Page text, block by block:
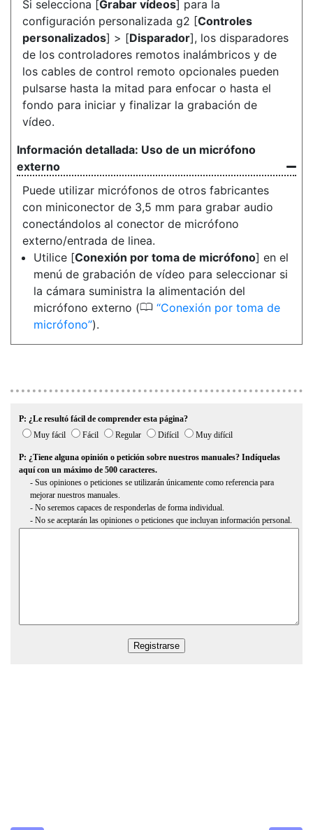
Si selecciona [Grabar vídeos] para la
configuración personalizada g2 [Controles
personalizados] > [Disparador], los disparadores
de los controladores remotos inalámbricos y de
los cables de control remoto opcionales pueden
pulsarse hasta la mitad para enfocar o hasta el
fondo para iniciar y finalizar la grabación de
vídeo.
Uso de un micrófono
externo
Puede utilizar micrófonos de otros fabricantes
con miniconector de 3,5 mm para grabar audio
conectándolos al conector de micrófono
externo/entrada de linea.
Utilice [Conexión por toma de micrófono] en el
menú de grabación de vídeo para seleccionar si
la cámara suministra la alimentación del
micrófono externo (0 Conexión por toma de
micrófono ).